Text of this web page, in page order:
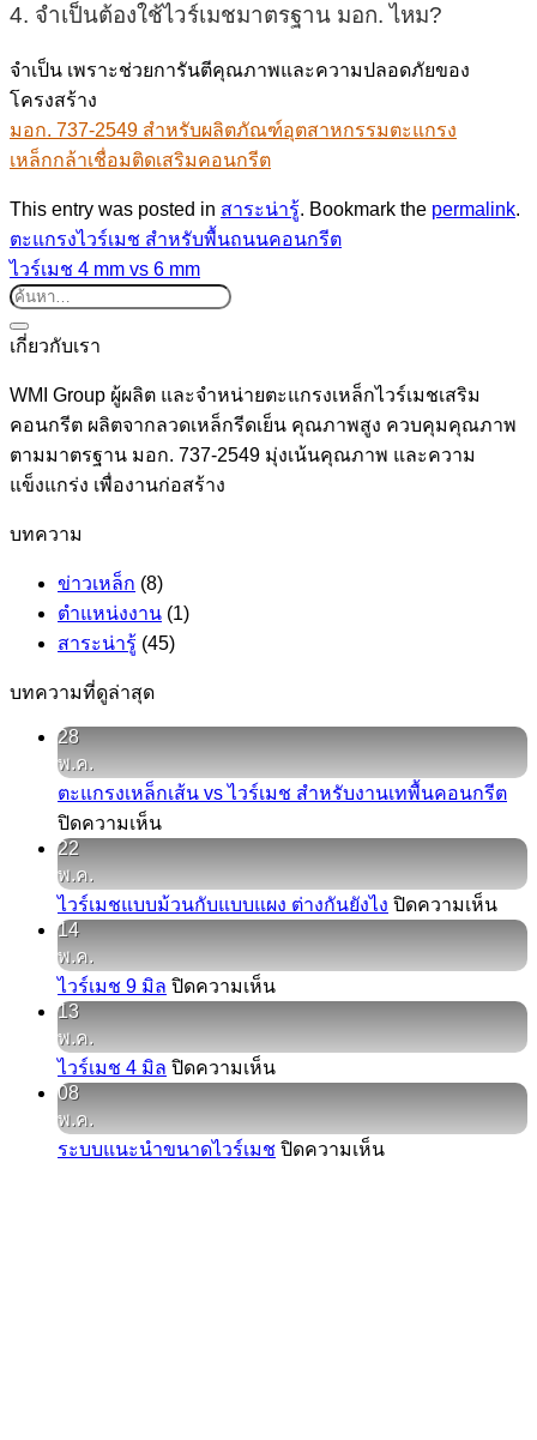
4. จำเป็นต้องใช้ไวร์เมชมาตรฐาน มอก. ไหม?
จำเป็น เพราะช่วยการันตีคุณภาพและความปลอดภัยของ
โครงสร้าง
มอก. 737-2549 สำหรับผลิตภัณฑ์อุตสาหกรรมตะแกรง
เหล็กกล้าเชื่อมติดเสริมคอนกรีต
This entry was posted in สาระน่ารู้. Bookmark the permalink.
ตะแกรงไวร์เมช สำหรับพื้นถนนคอนกรีต
ไวร์เมช 4 mm vs 6 mm
เกี่ยวกับเรา
WMI Group ผู้ผลิต และจำหน่ายตะแกรงเหล็กไวร์เมชเสริม
คอนกรีต ผลิตจากลวดเหล็กรีดเย็น คุณภาพสูง ควบคุมคุณภาพ
ตามมาตรฐาน มอก. 737-2549 มุ่งเน้นคุณภาพ และความ
แข็งแกร่ง เพื่องานก่อสร้าง
บทความ
ข่าวเหล็ก (8)
ตำแหน่งงาน (1)
สาระน่ารู้ (45)
บทความที่ดูล่าสุด
28
พ.ค.
ตะแกรงเหล็กเส้น vs ไวร์เมช สำหรับงานเทพื้นคอนกรีต
ปิดความเห็นบน
เส้น
เมช
งาน
เท
คอนกรีต
22
พ.ค.
ไวร์เมชแบบม้วนกับแบบแผง ต่างกันยังไง ปิดความเห็นบน
ไวร์
เมช
กับ
แบบ
14
พ.ค.
ไวร์เมช 9 มิล ปิดความเห็นบน
9
13
พ.ค.
ไวร์เมช 4 มิล ปิดความเห็นบน
4
08
พ.ค.
ระบบแนะนำขนาดไวร์เมช ปิดความเห็นบน